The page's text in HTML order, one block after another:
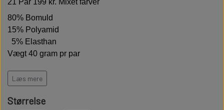
21 Par 199 kr. Mixet farver
80% Bomuld
15% Polyamid
5% Elasthan
Vægt 40 gram pr par
Høj kvalitet er bløde behagelige og holdbare
Modstandsdygtige over for slid
Læs mere
Størrelse